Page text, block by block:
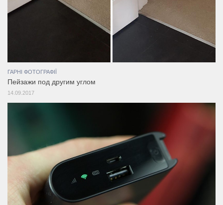
ГАРНІ ФОТОГРАФІЇ
Пейзажи под другим углом
14.09.2017